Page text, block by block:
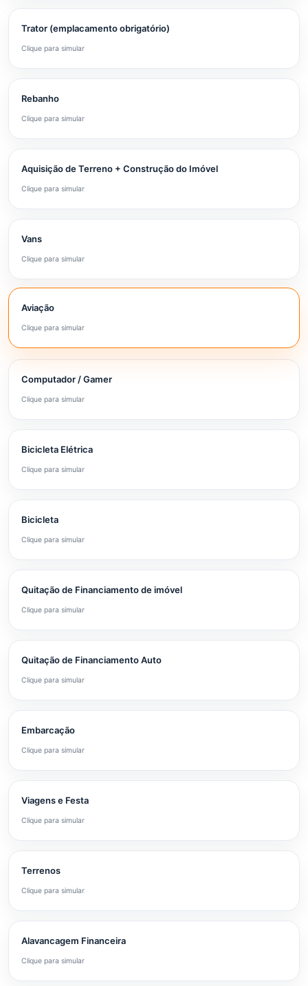
Trator (emplacamento obrigatório)
Clique para simular
Rebanho
Clique para simular
Aquisição de Terreno + Construção do Imóvel
Clique para simular
Vans
Clique para simular
Aviação
Clique para simular
Computador / Gamer
Clique para simular
Bicicleta Elétrica
Clique para simular
Bicicleta
Clique para simular
Quitação de Financiamento de imóvel
Clique para simular
Quitação de Financiamento Auto
Clique para simular
Embarcação
Clique para simular
Viagens e Festa
Clique para simular
Terrenos
Clique para simular
Alavancagem Financeira
Clique para simular